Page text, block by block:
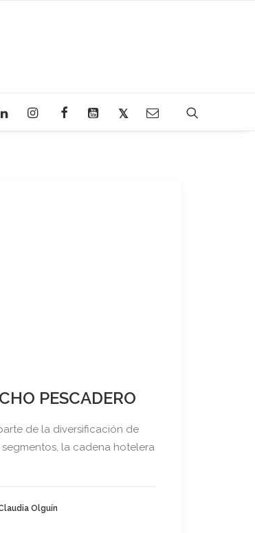
PESCADERO
de la diversificación de
segmentos, la cadena hotelera
Olguín